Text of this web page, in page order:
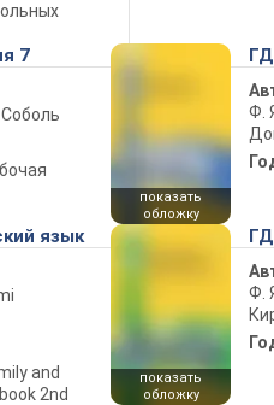
7
Соболь
показать
обложку
Ф.
язык
and
2nd
показать
обложку
Ф.